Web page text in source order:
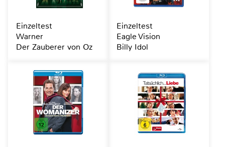
Einzeltest
Warner
Der Zauberer von Oz
Einzeltest
Eagle Vision
Billy Idol